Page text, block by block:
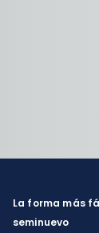
La forma más
seminuevo